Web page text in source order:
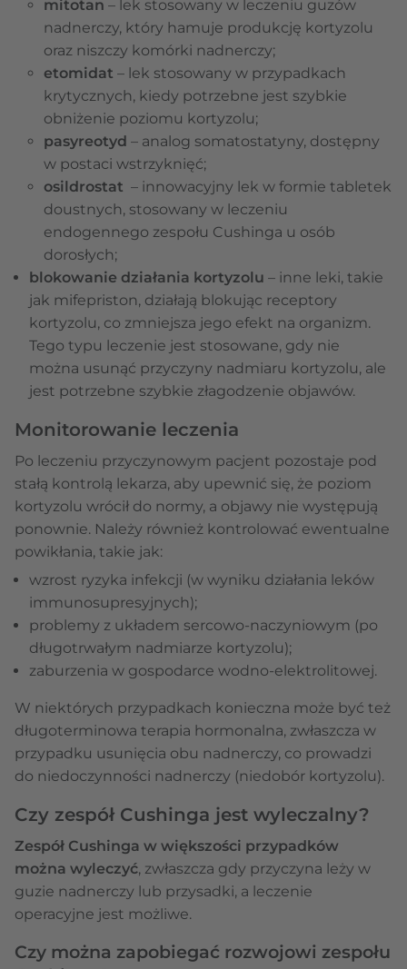
mitotan – lek stosowany w leczeniu guzów
nadnerczy, który hamuje produkcję kortyzolu
oraz niszczy komórki nadnerczy;
etomidat – lek stosowany w przypadkach
krytycznych, kiedy potrzebne jest szybkie
obniżenie poziomu kortyzolu;
pasyreotyd – analog somatostatyny, dostępny
w postaci wstrzyknięć;
osildrostat – innowacyjny lek w formie tabletek
doustnych, stosowany w leczeniu
endogennego zespołu Cushinga u osób
dorosłych;
blokowanie działania kortyzolu – inne leki, takie
jak mifepriston, działają blokując receptory
kortyzolu, co zmniejsza jego efekt na organizm.
Tego typu leczenie jest stosowane, gdy nie
można usunąć przyczyny nadmiaru kortyzolu, ale
jest potrzebne szybkie złagodzenie objawów.
Monitorowanie leczenia
Po leczeniu przyczynowym pacjent pozostaje pod
stałą kontrolą lekarza, aby upewnić się, że poziom
kortyzolu wrócił do normy, a objawy nie występują
ponownie. Należy również kontrolować ewentualne
powikłania, takie jak:
wzrost ryzyka infekcji (w wyniku działania leków
immunosupresyjnych);
problemy z układem sercowo-naczyniowym (po
długotrwałym nadmiarze kortyzolu);
zaburzenia w gospodarce wodno-elektrolitowej.
W niektórych przypadkach konieczna może być też
długoterminowa terapia hormonalna, zwłaszcza w
przypadku usunięcia obu nadnerczy, co prowadzi
do niedoczynności nadnerczy (niedobór kortyzolu).
Czy zespół Cushinga jest wyleczalny?
Zespół Cushinga w większości przypadków
można wyleczyć, zwłaszcza gdy przyczyna leży w
guzie nadnerczy lub przysadki, a leczenie
operacyjne jest możliwe.
Czy można zapobiegać rozwojowi zespołu